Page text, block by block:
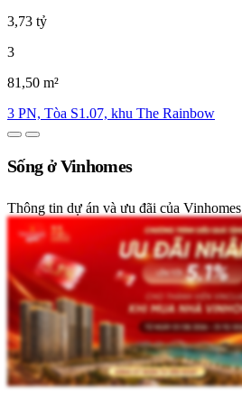
3,73 tỷ
3
81,50 m²
3 PN, Tòa S1.07, khu The Rainbow
Sống ở Vinhomes
Thông tin dự án và ưu đãi của Vinhomes